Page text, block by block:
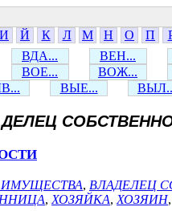
И Й К Л М Н О П
ВДА...
ВЕН...
ВОЕ...
ВОЖ...
ВЫЕ...
ИМУЩЕСТВА, ВЛАДЕЛЕЦ
, ХОЗЯЙКА, ХОЗЯИН